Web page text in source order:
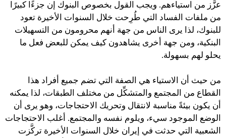
عزَّز من استياءهم. ويجب القول بخصوص البنوك إن جزءًا كبيرًا
من ملفات الفساد التي طُرِحت خلال السنوات الأخيرة تعود
للبنوك، لذا يرى الناس من جهة أنهم محرومون من التسهيلات
البنكية، ومن جهة أخرى يشاهدون كيف يمكن للبعض فعل ما
يحلو لهم بسهولة.
من حيث أن الاستياء هي الصفة التي تضم جميع أفراد هذا
القطاع من المجتمع والمتشكِّل من مختلف الطبقات، لذا يمكنه
أن يكون بيئةً مناسبة لانتقال وتحريك الاحتجاجات، وهو يرى أن
الوضع الموجود سيء، ويلوم نفسه والمجتمع. أغلب الاحتجاجات
الشعبية التي حدثت في إيران خلال السنوات الأخيرة تركَّزت